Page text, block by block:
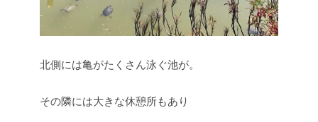
北側には亀がたくさん泳ぐ池が。
その隣には大きな休憩所もあり